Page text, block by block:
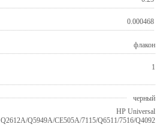
0.000468
флакон
1
черный
HP Universal
Q2612A/Q5949A/CE505A/7115/Q6511/7516/Q4092